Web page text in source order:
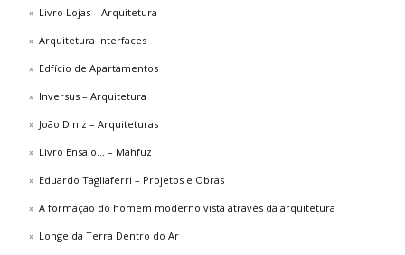
Livro Lojas – Arquitetura
Arquitetura Interfaces
Edfício de Apartamentos
Inversus – Arquitetura
João Diniz – Arquiteturas
Livro Ensaio… – Mahfuz
Eduardo Tagliaferri – Projetos e Obras
A formação do homem moderno vista através da arquitetura
Longe da Terra Dentro do Ar